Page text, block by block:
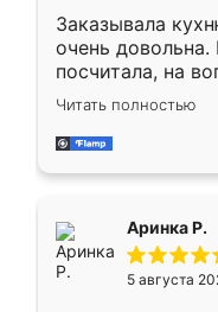
Заказывала
очень
посчитала, на
Замерщик
делу со всей
за день, ребята
Читать полностью
Аринка Р.
5 августа